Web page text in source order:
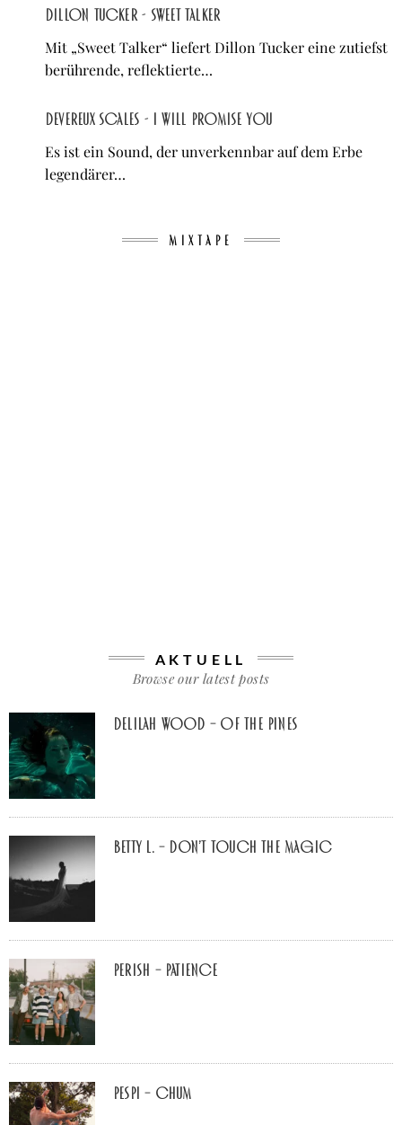
Dillon Tucker - Sweet Talker
Mit „Sweet Talker“ liefert Dillon Tucker eine zutiefst
berührende, reflektierte…
Devereux Scales - I Will Promise You
Es ist ein Sound, der unverkennbar auf dem Erbe
legendärer…
MIXTAPE
AKTUELL
Browse our latest posts
Delilah Wood – of the pines
Betty L. – don’t touch the Magic
Perish – Patience
Pespi – Chum